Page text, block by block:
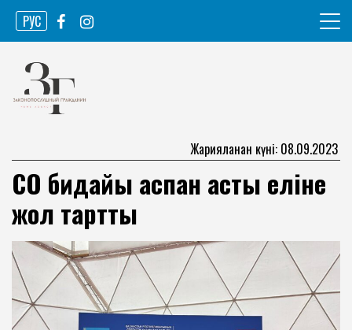
Skip
content
РУС
Законопослушный гражданин
Жарияланған күні: 08.09.2023
СҚО бидайы аспан асты еліне
жол тартты